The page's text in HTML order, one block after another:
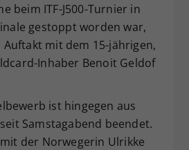
beim ITF-J500-Turnier in
gestoppt worden war,
mit dem 15-jährigen,
Inhaber Benoit Geldof
ist hingegen aus
Samstagabend beendet.
der Norwegerin Ulrikke